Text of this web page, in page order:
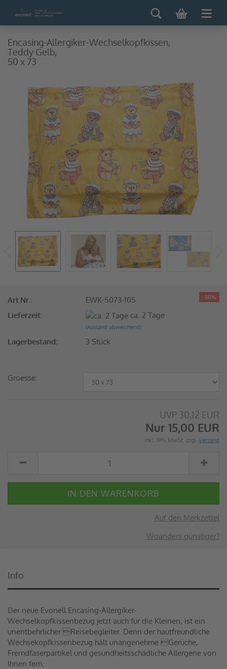
Encasing-Allergiker-Wechselkopfkissen,
Teddy Gelb,
50 x 73
-50%
Art.Nr.:
EWK-5073-105
Lieferzeit:
ca. 2 Tage
(Ausland abweichend)
Lagerbestand: 3 Stück
Groesse:
UVP 30,12 EUR
Nur 15,00 EUR
inkl. 19% MwSt. zzgl. Versand
Auf den Merkzettel
Woanders günstiger?
Info
Der neue Evonell Encasing-Allergiker-
Wechselkopfkissenbezug jetzt auch für die Kleinen, ist ein
unentbehrlicher Reisebegleiter. Denn der hautfreundliche
Wechsekopfkissenbezug hält unangenehme Gerüche,
Fremdfaserpartikel und gesundheitsschädliche Allergene von
Ihnen fern.